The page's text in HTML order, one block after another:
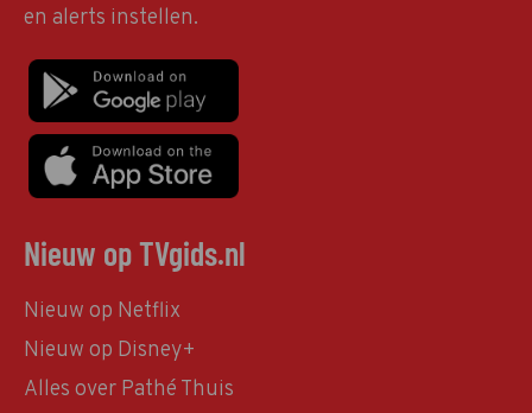
en alerts instellen.
Nieuw op TVgids.nl
Nieuw op Netflix
Nieuw op Disney+
Alles over Pathé Thuis